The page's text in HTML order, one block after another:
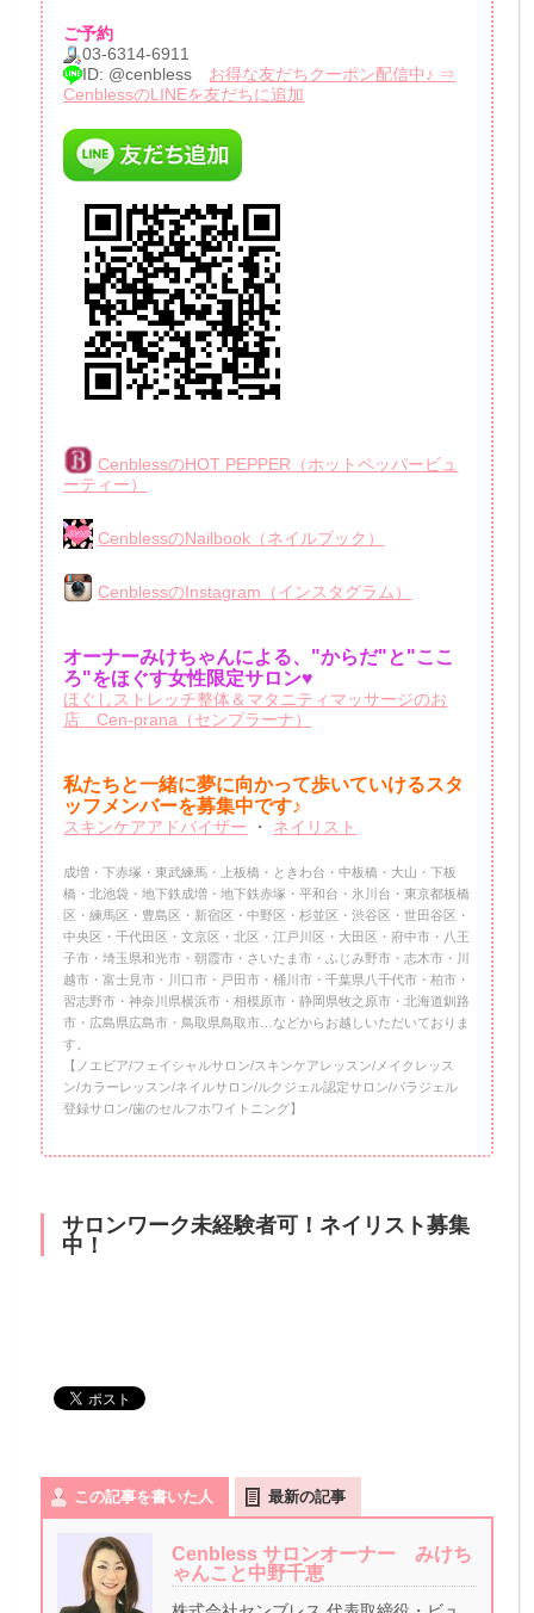
ご予約
03-6314-6911
ID: @cenbless お得な友だちクーポン配信中♪ ⇒
CenblessのLINEを友だちに追加
CenblessのHOT PEPPER（ホットペッパービュ
ーティー）
CenblessのNailbook（ネイルブック）
CenblessのInstagram（インスタグラム）
オーナーみけちゃんによる、"からだ"と"ここ
ろ"をほぐす女性限定サロン♥
ほぐしストレッチ整体＆マタニティマッサージのお
店 Cen-prana（センプラーナ）
私たちと一緒に夢に向かって歩いていけるスタ
ッフメンバーを募集中です♪
スキンケアアドバイザー ・ ネイリスト
成増・下赤塚・東武練馬・上板橋・ときわ台・中板橋・大山・下板
橋・北池袋・地下鉄成増・地下鉄赤塚・平和台・氷川台・東京都板橋
区・練馬区・豊島区・新宿区・中野区・杉並区・渋谷区・世田谷区・
中央区・千代田区・文京区・北区・江戸川区・大田区・府中市・八王
子市・埼玉県和光市・朝霞市・さいたま市・ふじみ野市・志木市・川
越市・富士見市・川口市・戸田市・桶川市・千葉県八千代市・柏市・
習志野市・神奈川県横浜市・相模原市・静岡県牧之原市・北海道釧路
市・広島県広島市・鳥取県鳥取市…などからお越しいただいておりま
す。
【ノエビア/フェイシャルサロン/スキンケアレッスン/メイクレッス
ン/カラーレッスン/ネイルサロン/ルクジェル認定サロン/パラジェル
登録サロン/歯のセルフホワイトニング】
サロンワーク未経験者可！ネイリスト募集
中！
この記事を書いた人 最新の記事
Cenbless サロンオーナー みけち
ゃんこと中野千恵